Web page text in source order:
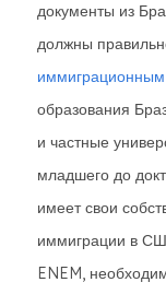
документы из
должны
образования
и частные
младшего до
имеет свои
иммиграции в
ENEM,